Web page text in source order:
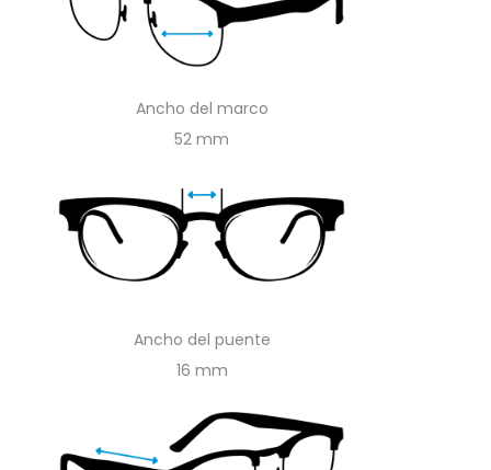
Ancho del marco
52
Ancho del puente
16